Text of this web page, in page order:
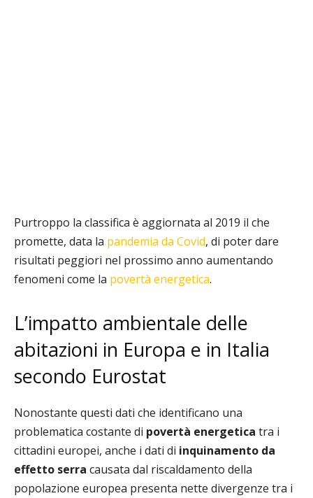
Purtroppo la classifica è aggiornata al 2019 il che
promette, data la pandemia da Covid, di poter dare
risultati peggiori nel prossimo anno aumentando
fenomeni come la povertà energetica.
L’impatto ambientale delle
abitazioni in Europa e in Italia
secondo Eurostat
Nonostante questi dati che identificano una
problematica costante di povertà energetica tra i
cittadini europei, anche i dati di inquinamento da
effetto serra causata dal riscaldamento della
popolazione europea presenta nette divergenze tra i